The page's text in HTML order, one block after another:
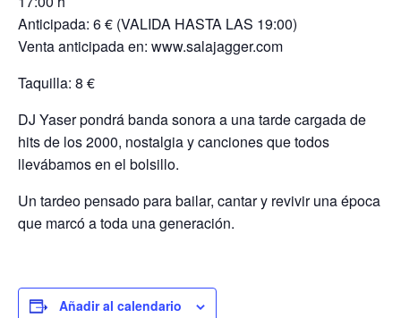
Anticipada: 6 € (VALIDA HASTA LAS 19:00)
Venta anticipada en: www.salajagger.com
Taquilla: 8 €
DJ Yaser pondrá banda sonora a una tarde cargada de
hits de los 2000, nostalgia y canciones que todos
llevábamos en el bolsillo.
Un tardeo pensado para bailar, cantar y revivir una época
que marcó a toda una generación.
Añadir al calendario